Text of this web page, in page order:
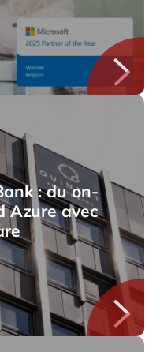
: du on-
Azure avec